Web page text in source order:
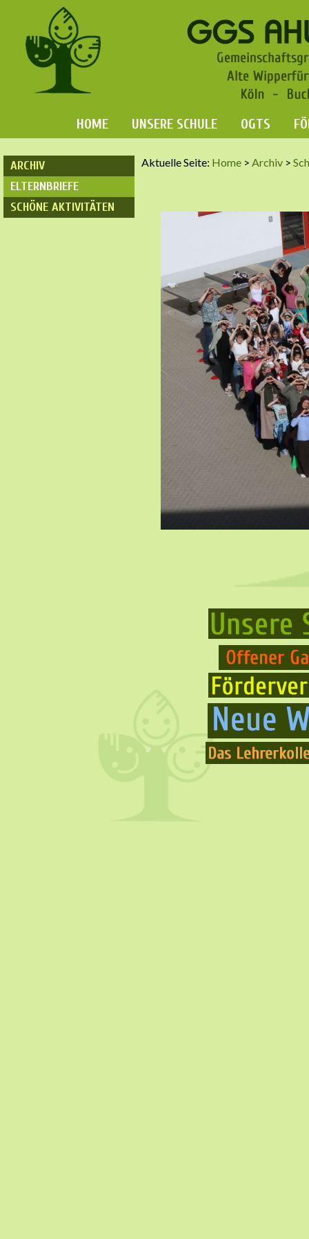
HOME UNSERE SCHULE OGTS
ARCHIV
ELTERNBRIEFE
SCHÖNE AKTIVITÄTEN
Aktuelle Seite: Home > Archiv >